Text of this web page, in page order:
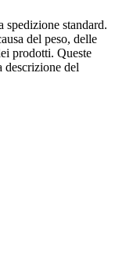
standard.
del peso, delle
prodotti. Queste
descrizione del